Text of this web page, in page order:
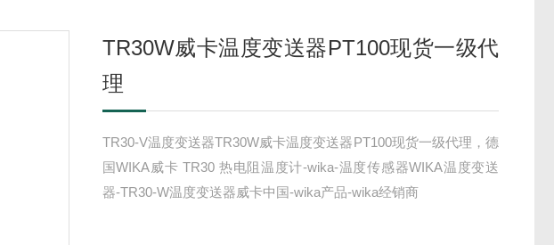
TR30W威卡温度变送器PT100现货一级代
理
TR30-V温度变送器TR30W威卡温度变送器PT100现货一级代理，德
国WIKA威卡 TR30 热电阻温度计-wika-温度传感器WIKA温度变送
器-TR30-W温度变送器威卡中国-wika产品-wika经销商